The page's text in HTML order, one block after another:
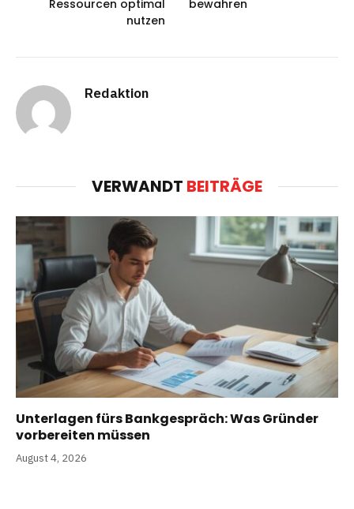
Ressourcen optimal
nutzen
bewahren
Redaktion
VERWANDT BEITRÄGE
Unterlagen fürs Bankgespräch: Was Gründer
vorbereiten müssen
August 4, 2026